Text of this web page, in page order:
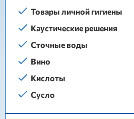
Товары личной гигиены
Каустические решения
Сточные воды
Вино
Кислоты
Сусло